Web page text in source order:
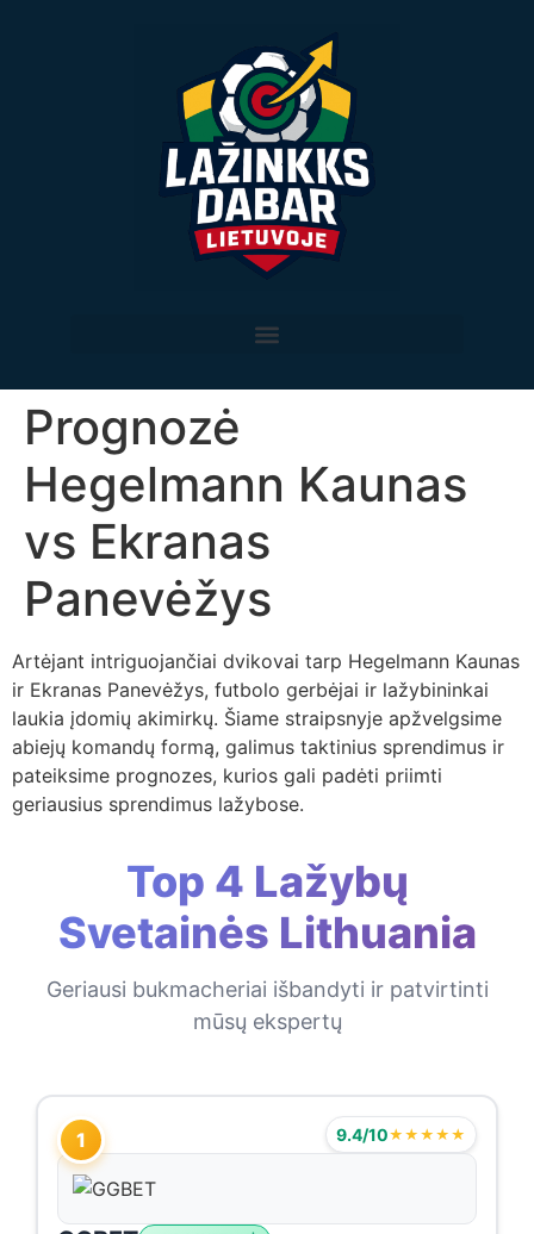
Prognozė
Hegelmann Kaunas
vs Ekranas
Panevėžys
Artėjant intriguojančiai dvikovai tarp Hegelmann Kaunas
ir Ekranas Panevėžys, futbolo gerbėjai ir lažybininkai
laukia įdomių akimirkų. Šiame straipsnyje apžvelgsime
abiejų komandų formą, galimus taktinius sprendimus ir
pateiksime prognozes, kurios gali padėti priimti
geriausius sprendimus lažybose.
Top 4 Lažybų
Svetainės Lithuania
Geriausi bukmacheriai išbandyti ir patvirtinti
mūsų ekspertų
1 9.4/10★★★★★